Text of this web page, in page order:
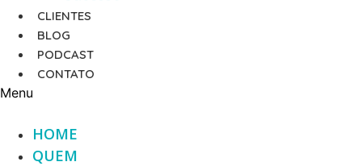
CLIENTES
BLOG
PODCAST
CONTATO
Menu
HOME
QUEM